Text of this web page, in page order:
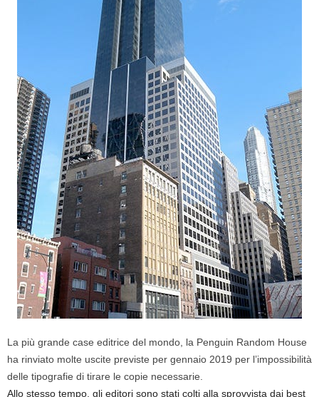
La più grande case editrice del mondo, la Penguin Random House
ha rinviato molte uscite previste per gennaio 2019 per l’impossibilità
delle tipografie di tirare le copie necessarie.
Allo stesso tempo, gli editori sono stati colti alla sprovvista dai best